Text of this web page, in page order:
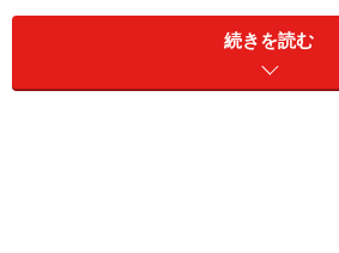
きゅうりとミョウガの酢の
続きを読む